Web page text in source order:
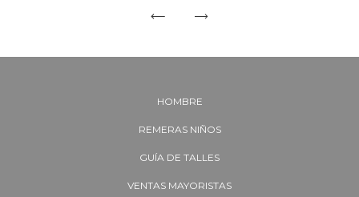
HOMBRE
REMERAS NIÑOS
GUÍA DE TALLES
VENTAS MAYORISTAS